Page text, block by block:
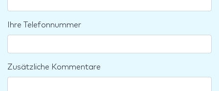
Ihre Telefonnummer
Zusätzliche Kommentare